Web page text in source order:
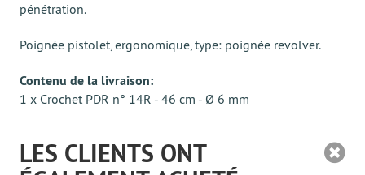
pénétration.
Poignée pistolet, ergonomique, type: poignée revolver.
Contenu de la livraison:
1 x Crochet PDR n° 14R - 46 cm - Ø 6 mm
LES CLIENTS ONT